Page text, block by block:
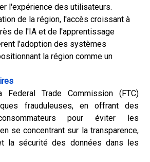
l'expérience des utilisateurs.
de la région, l'accès croissant à
de l'IA et de l'apprentissage
l'adoption des systèmes
la région comme un
Federal Trade Commission (FTC)
frauduleuses, en offrant des
pour éviter les
se concentrant sur la transparence,
la sécurité des données dans les